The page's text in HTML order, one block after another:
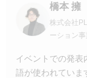
橋本 擁
株式会社
ーション事
イベントでの発表
語が使われていま